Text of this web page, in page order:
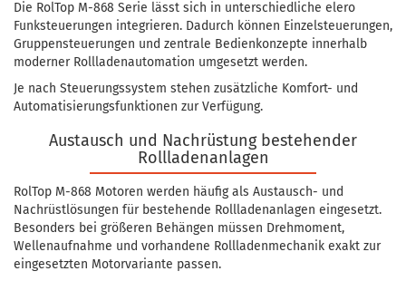
Die RolTop M-868 Serie lässt sich in unterschiedliche elero
Funksteuerungen integrieren. Dadurch können Einzelsteuerungen,
Gruppensteuerungen und zentrale Bedienkonzepte innerhalb
moderner Rollladenautomation umgesetzt werden.
Je nach Steuerungssystem stehen zusätzliche Komfort- und
Automatisierungsfunktionen zur Verfügung.
Austausch und Nachrüstung bestehender
Rollladenanlagen
RolTop M-868 Motoren werden häufig als Austausch- und
Nachrüstlösungen für bestehende Rollladenanlagen eingesetzt.
Besonders bei größeren Behängen müssen Drehmoment,
Wellenaufnahme und vorhandene Rollladenmechanik exakt zur
eingesetzten Motorvariante passen.